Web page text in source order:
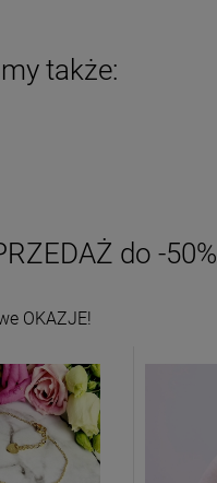
także:
do -50%
OKAZJE!